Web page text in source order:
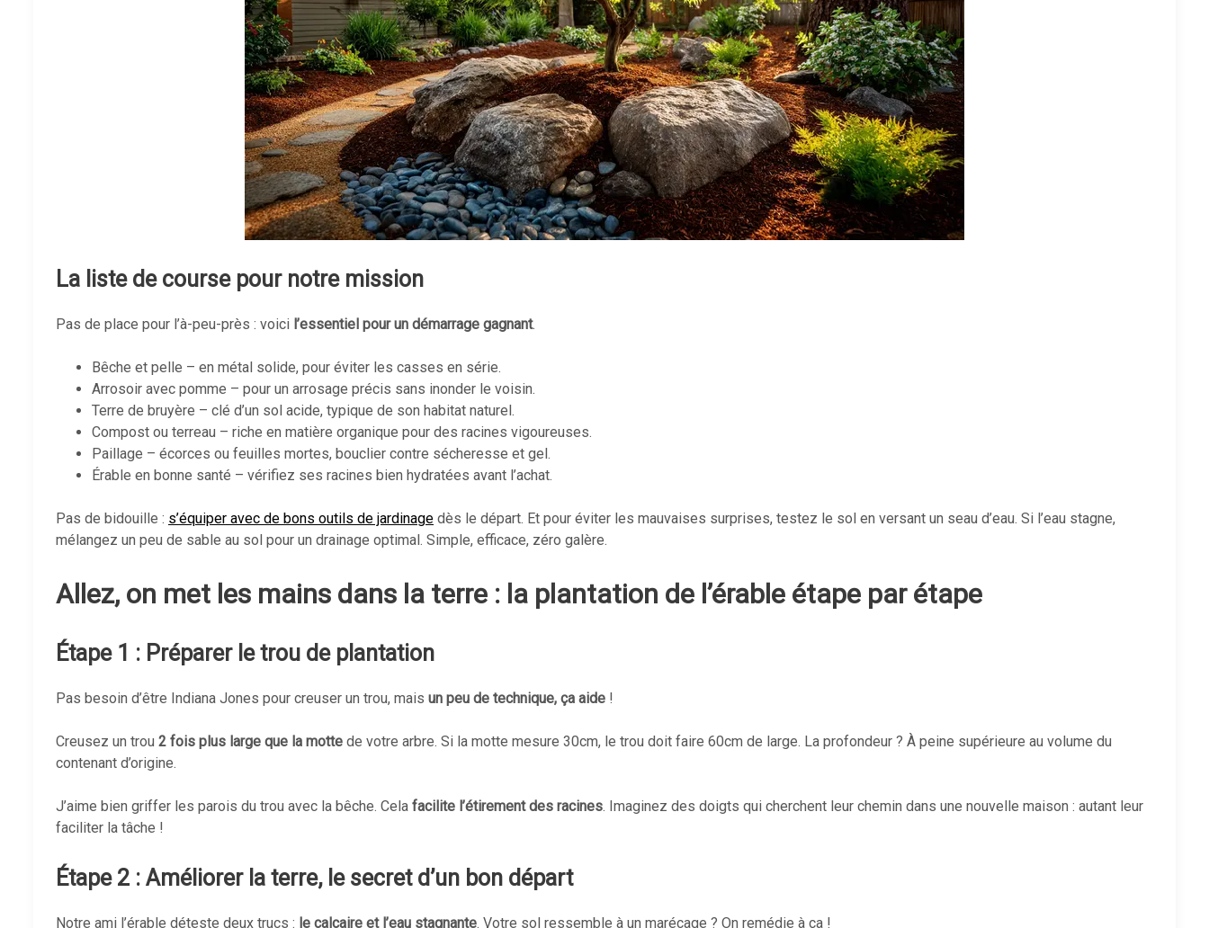
La liste de course pour notre mission
Pas de place pour l’à-peu-près : voici l’essentiel pour un démarrage gagnant.
Bêche et pelle – en métal solide, pour éviter les casses en série.
Arrosoir avec pomme – pour un arrosage précis sans inonder le voisin.
Terre de bruyère – clé d’un sol acide, typique de son habitat naturel.
Compost ou terreau – riche en matière organique pour des racines vigoureuses.
Paillage – écorces ou feuilles mortes, bouclier contre sécheresse et gel.
Érable en bonne santé – vérifiez ses racines bien hydratées avant l’achat.
Pas de bidouille : s’équiper avec de bons outils de jardinage dès le départ. Et pour éviter les mauvaises surprises, testez le sol en versant un seau d’eau. Si l’eau stagne,
mélangez un peu de sable au sol pour un drainage optimal. Simple, efficace, zéro galère.
Allez, on met les mains dans la terre : la plantation de l’érable étape par étape
Étape 1 : Préparer le trou de plantation
Pas besoin d’être Indiana Jones pour creuser un trou, mais un peu de technique, ça aide !
Creusez un trou 2 fois plus large que la motte de votre arbre. Si la motte mesure 30cm, le trou doit faire 60cm de large. La profondeur ? À peine supérieure au volume du
contenant d’origine.
J’aime bien griffer les parois du trou avec la bêche. Cela facilite l’étirement des racines. Imaginez des doigts qui cherchent leur chemin dans une nouvelle maison : autant leur
faciliter la tâche !
Étape 2 : Améliorer la terre, le secret d’un bon départ
Notre ami l’érable déteste deux trucs : le calcaire et l’eau stagnante. Votre sol ressemble à un marécage ? On remédie à ça !